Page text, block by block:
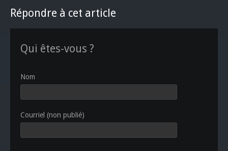
Répondre à cet article
Qui êtes-vous ?
Nom
Courriel (non publié)